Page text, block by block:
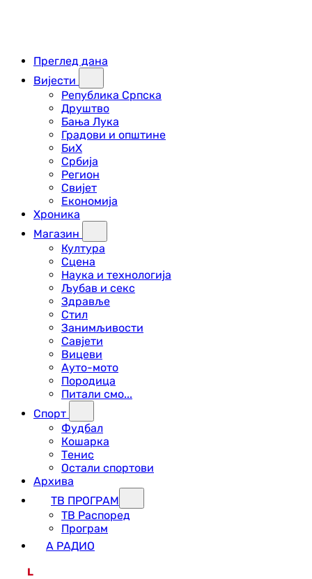
Преглед дана
Вијести
Република Српска
Друштво
Бања Лука
Градови и општине
БиХ
Србија
Регион
Свијет
Економија
Хроника
Магазин
Култура
Сцена
Наука и технологија
Љубав и секс
Здравље
Стил
Занимљивости
Савјети
Вицеви
Ауто-мото
Породица
Питали смо...
Спорт
Фудбал
Кошарка
Тенис
Остали спортови
Архива
ТВ ПРОГРАМ
ТВ Распоред
Програм
А РАДИО
L